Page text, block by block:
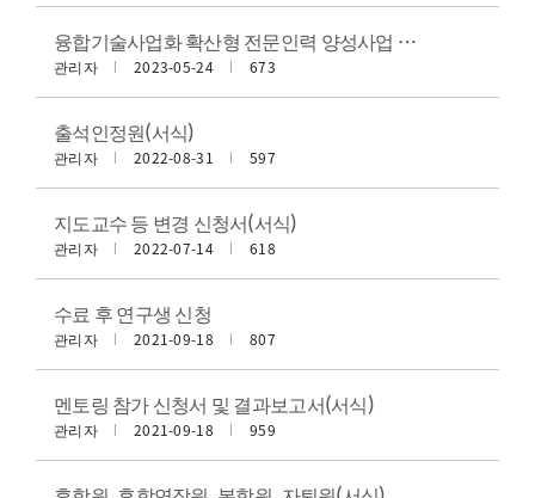
융합기술사업화 확산형 전문인력 양성사업 개인정보이용동의서
관리자 2023-05-24 673
출석인정원(서식)
관리자 2022-08-31 597
지도교수 등 변경 신청서(서식)
관리자 2022-07-14 618
수료 후 연구생 신청
관리자 2021-09-18 807
멘토링 참가 신청서 및 결과보고서(서식)
관리자 2021-09-18 959